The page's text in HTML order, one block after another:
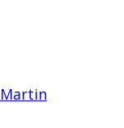
Martin